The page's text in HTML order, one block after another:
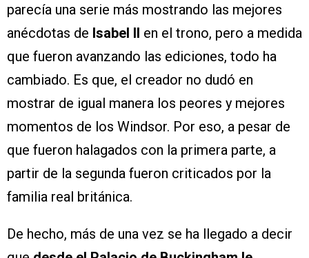
parecía una serie más mostrando las mejores
anécdotas de Isabel II
en el trono, pero a medida
que fueron avanzando las ediciones, todo ha
cambiado. Es que, el creador no dudó en
mostrar de igual manera los peores y mejores
momentos de los Windsor. Por eso, a pesar de
que fueron halagados con la primera parte, a
partir de la segunda fueron criticados por la
familia real británica.
De hecho, más de una vez se ha llegado a decir